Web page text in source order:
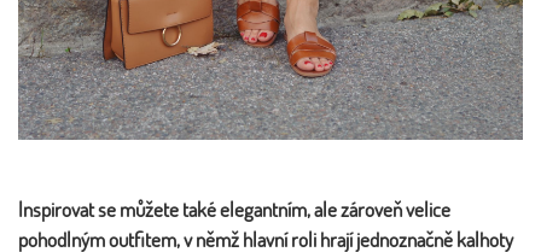
Inspirovat se můžete také elegantním, ale zároveň velice
pohodlným outfitem, v němž hlavní roli hrají jednoznačně kalhoty